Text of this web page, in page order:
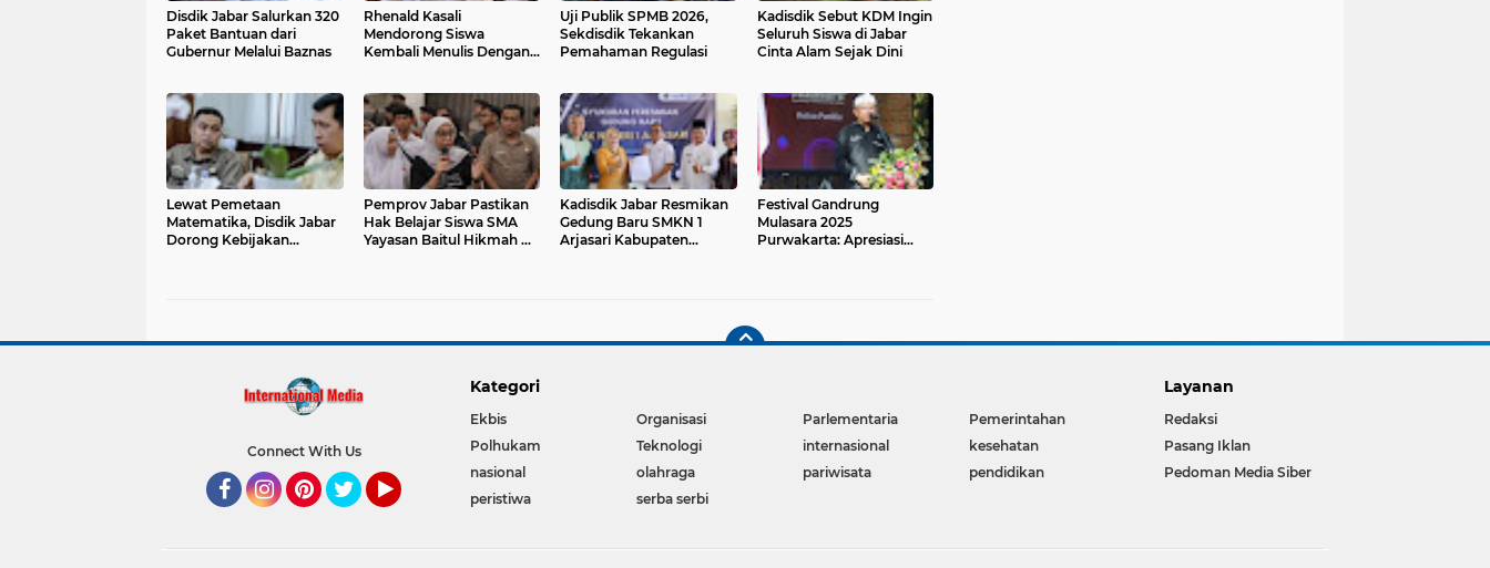
Disdik Jabar Salurkan 320
Paket Bantuan dari
Gubernur Melalui Baznas
Rhenald Kasali
Mendorong Siswa
Kembali Menulis Dengan
Uji Publik SPMB 2026,
Sekdisdik Tekankan
Pemahaman Regulasi
Kadisdik Sebut KDM Ingin
Seluruh Siswa di Jabar
Cinta Alam Sejak Dini
Lewat Pemetaan
Matematika, Disdik Jabar
Dorong Kebijakan
Pemprov Jabar Pastikan
Hak Belajar Siswa SMA
Yayasan Baitul Hikmah Al
Kadisdik Jabar Resmikan
Gedung Baru SMKN 1
Arjasari Kabupaten
Festival Gandrung
Mulasara 2025
Purwakarta: Apresiasi
Connect With Us
Kategori
Ekbis Organisasi Parlementaria
Pemerintahan
Polhukam
Teknologi internasional
kesehatan
nasional
olahraga pariwisata
pendidikan
peristiwa
serba serbi
Layanan
Redaksi
Pasang Iklan
Pedoman Media Siber